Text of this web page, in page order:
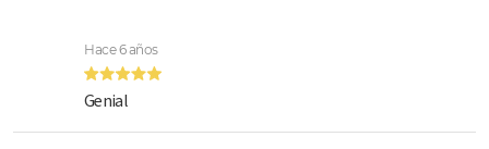
Hace 6 años
Genial